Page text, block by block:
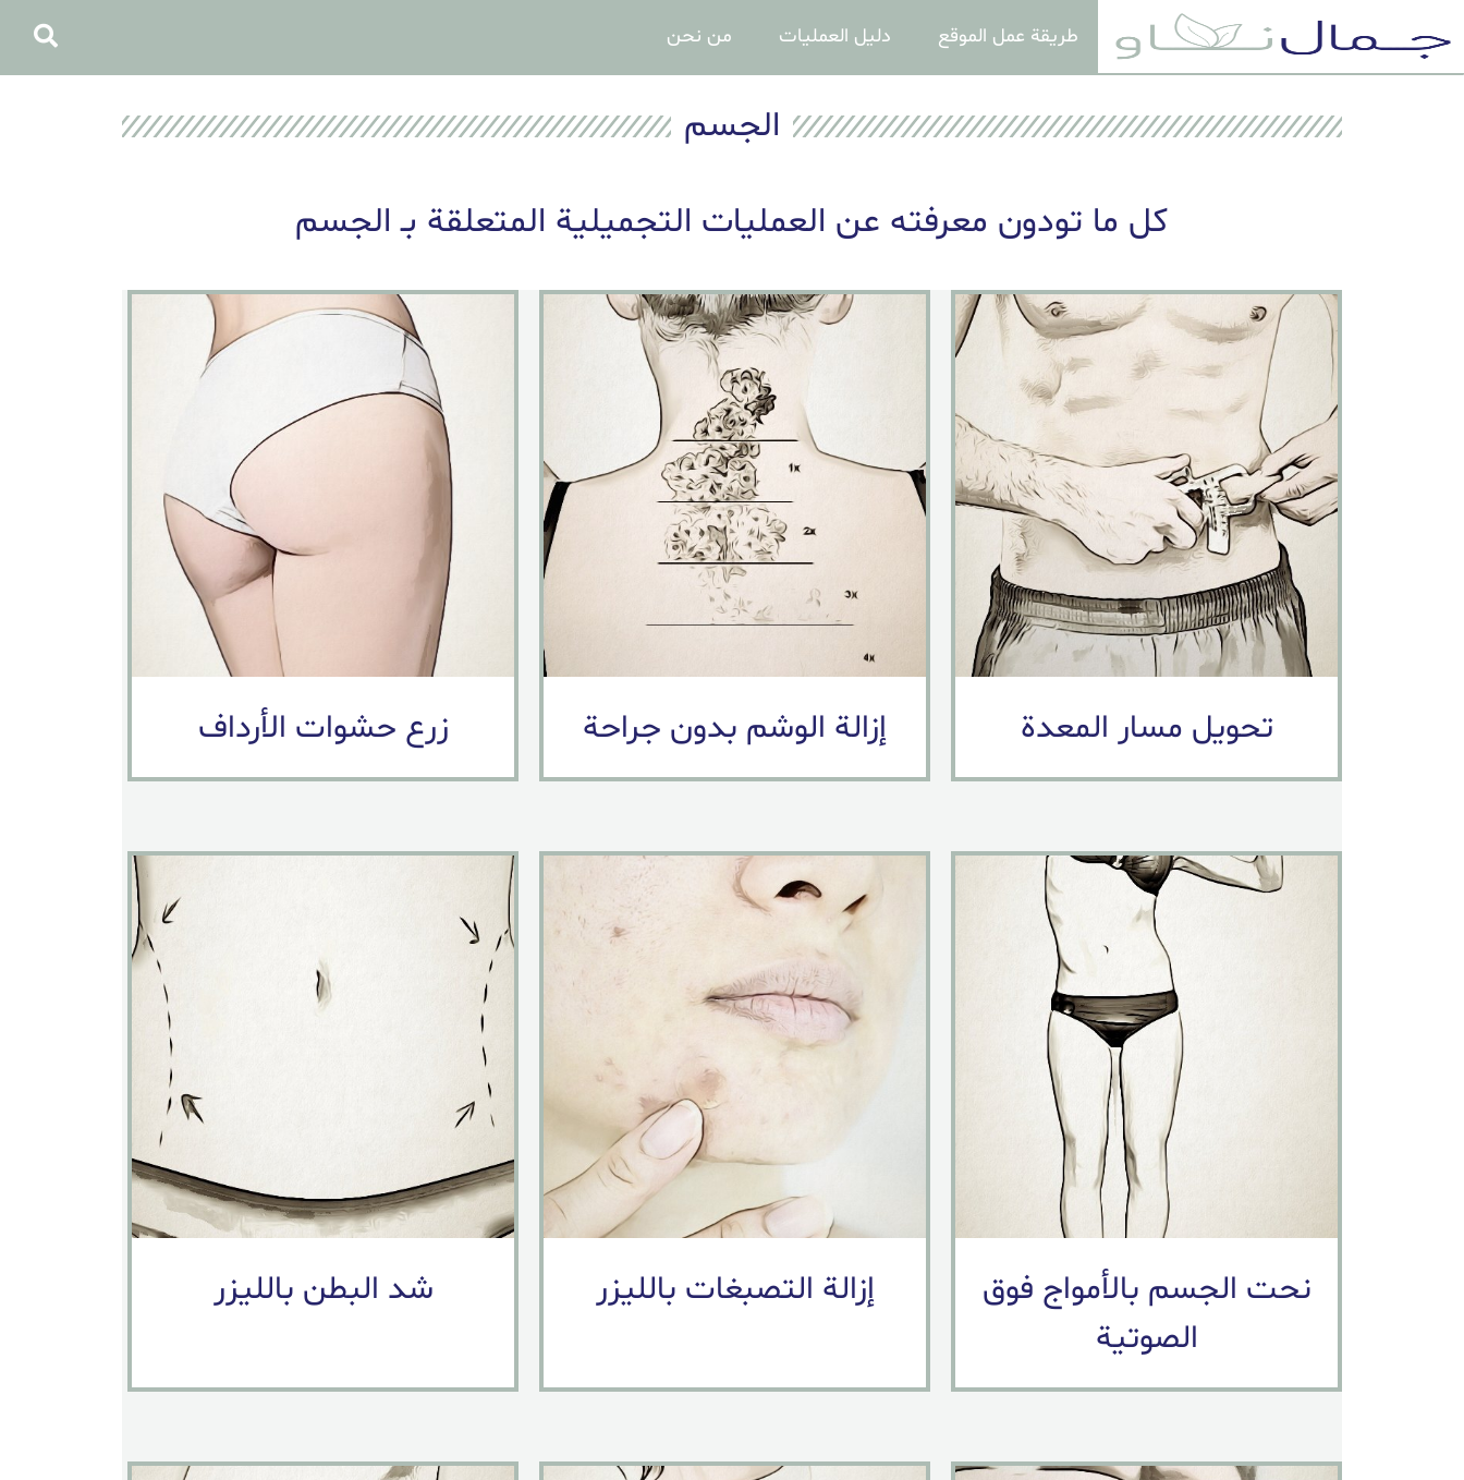
طريقة عمل الموقع دليل العمليات من نحن
الجسم
كل ما تودون معرفته عن العمليات التجميلية المتعلقة بـ الجسم
تحويل مسار المعدة إزالة الوشم بدون جراحة زرع حشوات الأرداف
نحت الجسم بالأمواج فوق
الصوتية
إزالة التصبغات بالليزر شد البطن بالليزر